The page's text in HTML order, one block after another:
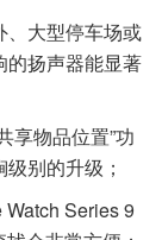
、大型停车场或
的扬声器能显著
享物品位置”功
别的升级；
Series 9